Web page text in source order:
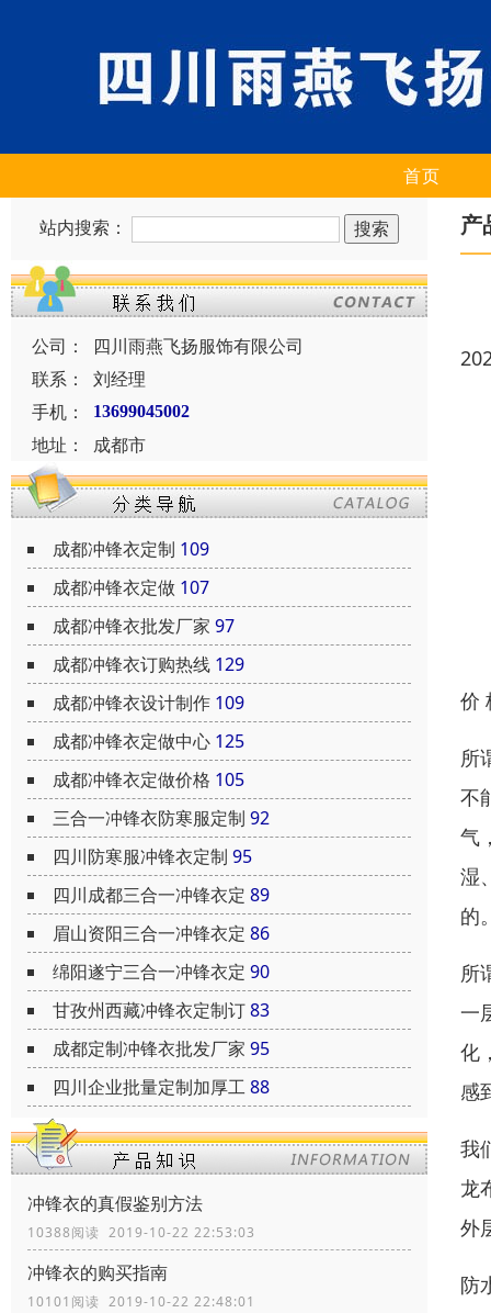
首页
站内搜索：
公司：
四川雨燕飞扬服饰有限公司
联系：
刘经理
手机：
13699045002
地址： 成都市
成都冲锋衣定制 109
成都冲锋衣定做 107
成都冲锋衣批发厂家 97
成都冲锋衣订购热线 129
成都冲锋衣设计制作 109
成都冲锋衣定做中心 125
成都冲锋衣定做价格 105
三合一冲锋衣防寒服定制 92
四川防寒服冲锋衣定制 95
四川成都三合一冲锋衣定 89
眉山资阳三合一冲锋衣定 86
绵阳遂宁三合一冲锋衣定 90
甘孜州西藏冲锋衣定制订83
成都定制冲锋衣批发厂家 95
四川企业批量定制加厚工88
冲锋衣的真假鉴别方法
10388阅读 2019-10-22 22:53:03
冲锋衣的购买指南
10101阅读 2019-10-22 22:48:01
产
价
所
不
气
湿
的
所
一
化
感
我
龙
外
防